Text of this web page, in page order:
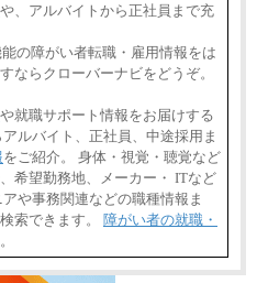
や、アルバイトから正社員まで充
の障がい者転職・雇用情報をは
ならクローバーナビをどうぞ。
や就職サポート情報をお届けする
ルバイト、正社員、中途採用ま
をご紹介。 身体・視覚・聴覚など
希望勤務地、メーカー・ ITなど
や事務関連などの職種情報ま
索できます。 障がい者の就職・